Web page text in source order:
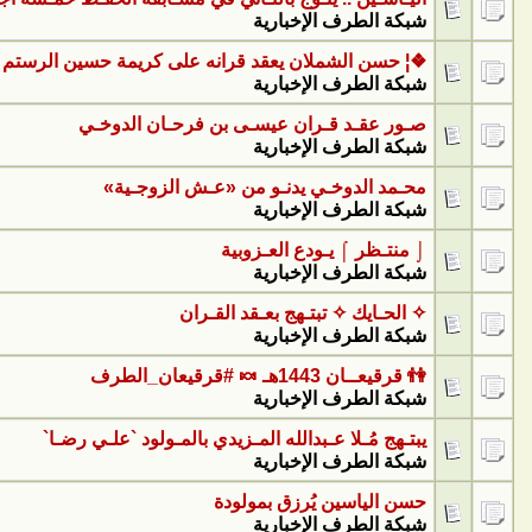
شبكة الطرف الإخبارية
❖¦ حسن الشملان يعقد قرانه على كريمة حسين
شبكة الطرف الإخبارية
صـور عقـد قـران عيسـى بن فرحـان الدوخـي
شبكة الطرف الإخبارية
محـمد الدوخـي يدنـو من «عـش الزوجـية»
شبكة الطرف الإخبارية
⌡ منتـظر ⌠ يـودع العـزوبية
شبكة الطرف الإخبارية
✧ الحـايك ✧ تبتـهج بعـقد القـران
شبكة الطرف الإخبارية
👫 قرقيعــان 1443هـ 🍬 #قرقيعان_الطرف
شبكة الطرف الإخبارية
يبتـهج مُـلا عـبدالله المـزيدي بالمـولود `علـي رضـا`
شبكة الطرف الإخبارية
حسن الياسين يُرزق بمولودة
شبكة الطرف الإخبارية